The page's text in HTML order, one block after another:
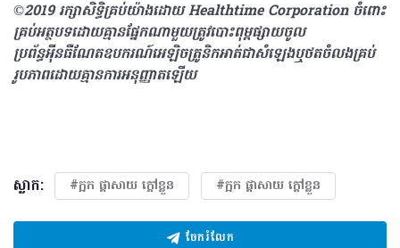
©2019 រក្សាសិទ្ធិគ្រប់យ៉ាង​ដោយ Healthtime Corporation ចំពោះ
គ្រប់អត្ថបទដោយគ្មានផ្នែកណាមួយត្រូវបោះពុម្ពផ្សាយចូល
ប្រព័ន្ធអុីនធឺណែតឧបករណ៍អេឡិចត្រូនិកអាត់ជាសំឡេងឬថតចំលងគ្រប់
រូបភាពដោយគ្មានការអនុញ្ញាតឡើយ
ស្លាក: #ក្អក ផ្តាសាយ ក្តៅខ្លួន #ក្អក ផ្តាសាយ ក្តៅខ្លួន
ចែករំលែក